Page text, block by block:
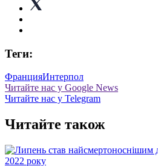
Теги:
ФранцияИнтерпол
Читайте нас у Google News
Читайте нас у Telegram
Читайте також